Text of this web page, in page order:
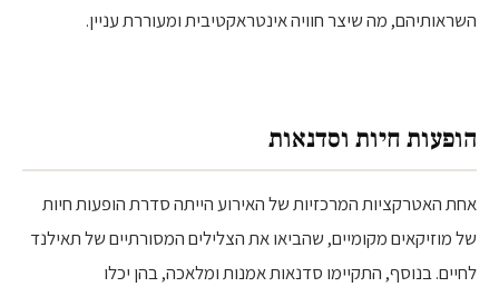
השראותיהם, מה שיצר חוויה אינטראקטיבית ומעוררת עניין.
הופעות חיות וסדנאות
אחת האטרקציות המרכזיות של האירוע הייתה סדרת הופעות חיות
של מוזיקאים מקומיים, שהביאו את הצלילים המסורתיים של תאילנד
לחיים. בנוסף, התקיימו סדנאות אמנות ומלאכה, בהן יכלו